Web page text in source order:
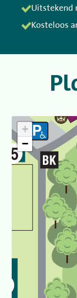
Uitstekend
Kosteloos
+
−